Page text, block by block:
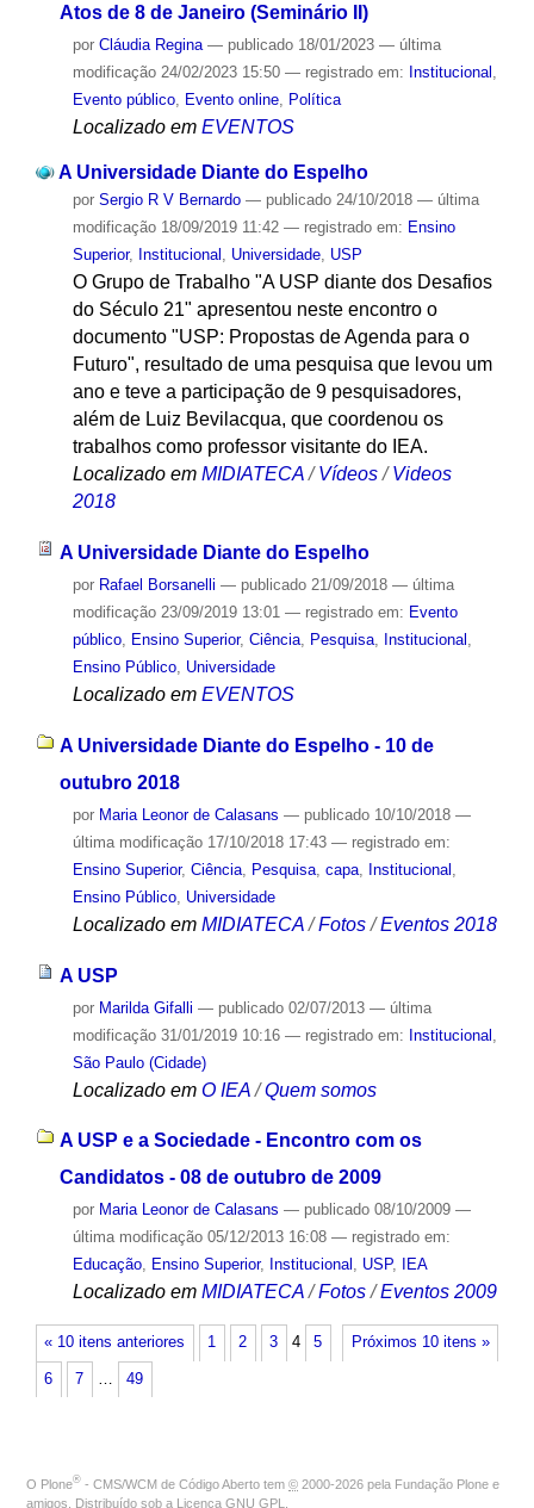
Atos de 8 de Janeiro (Seminário II)
por Cláudia Regina — publicado18/01/2023 — última
modificação24/02/2023 15:50 — registrado em: Institucional
Evento público, Evento online, Política
Localizado em EVENTOS
A Universidade Diante do Espelho
por Sergio R V Bernardo — publicado24/10/2018 — última
modificação18/09/2019 11:42 — registrado em: Ensino
Superior, Institucional , Universidade, USP
O Grupo de Trabalho "A USP diante dos Desafios
do Século 21" apresentou neste encontro o
documento "USP: Propostas de Agenda para o
Futuro", resultado de uma pesquisa que levou um
ano e teve a participação de 9 pesquisadores,
além de Luiz Bevilacqua, que coordenou os
trabalhos como professor visitante do IEA.
Localizado em MIDIATECA / Vídeos / Videos
2018
A Universidade Diante do Espelho
por Rafael Borsanelli — publicado21/09/2018 — última
modificação23/09/2019 13:01 — registrado em: Evento
público, Ensino Superior, Ciência, Pesquisa, Institucional ,
Ensino Público, Universidade
Localizado em EVENTOS
A Universidade Diante do Espelho - 10 de
outubro 2018
por Maria Leonor de Calasans — publicado10/10/2018 —
última modificação17/10/2018 17:43 — registrado em:
Ensino Superior, Ciência, Pesquisa, capa, Institucional
Ensino Público, Universidade
Localizado em MIDIATECA /Fotos /Eventos 2018
A USP
por Marilda Gifalli — publicado02/07/2013 — última
modificação31/01/2019 10:16 — registrado em: Institucional
São Paulo (Cidade)
Localizado em O IEA /Quem somos
A USP e a Sociedade - Encontro com os
Candidatos - 08 de outubro de 2009
por Maria Leonor de Calasans — publicado08/10/2009 —
última modificação05/12/2013 16:08 — registrado em:
Educação, Ensino Superior, Institucional , USP, IEA
Localizado em MIDIATECA /Fotos /Eventos 2009
« 10 itens anteriores Próximos 10 itens »
1 2 3 4 5
6 7 … 49
O Plone® - CMS/WCM de Código Aberto tem © 2000-2026 pela Fundação Plone e
amigos. Distribuído sob a Licença GNU GPL